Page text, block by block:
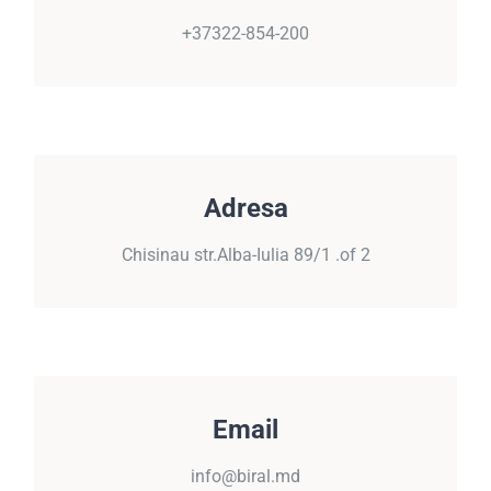
+37322-854-200
Adresa
Chisinau str.Alba-Iulia 89/1 .of 2
ADRESA
Email
info@biral.md
EMAIL